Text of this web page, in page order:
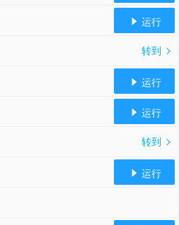
 运行
转到 
 运行
 运行
转到 
 运行